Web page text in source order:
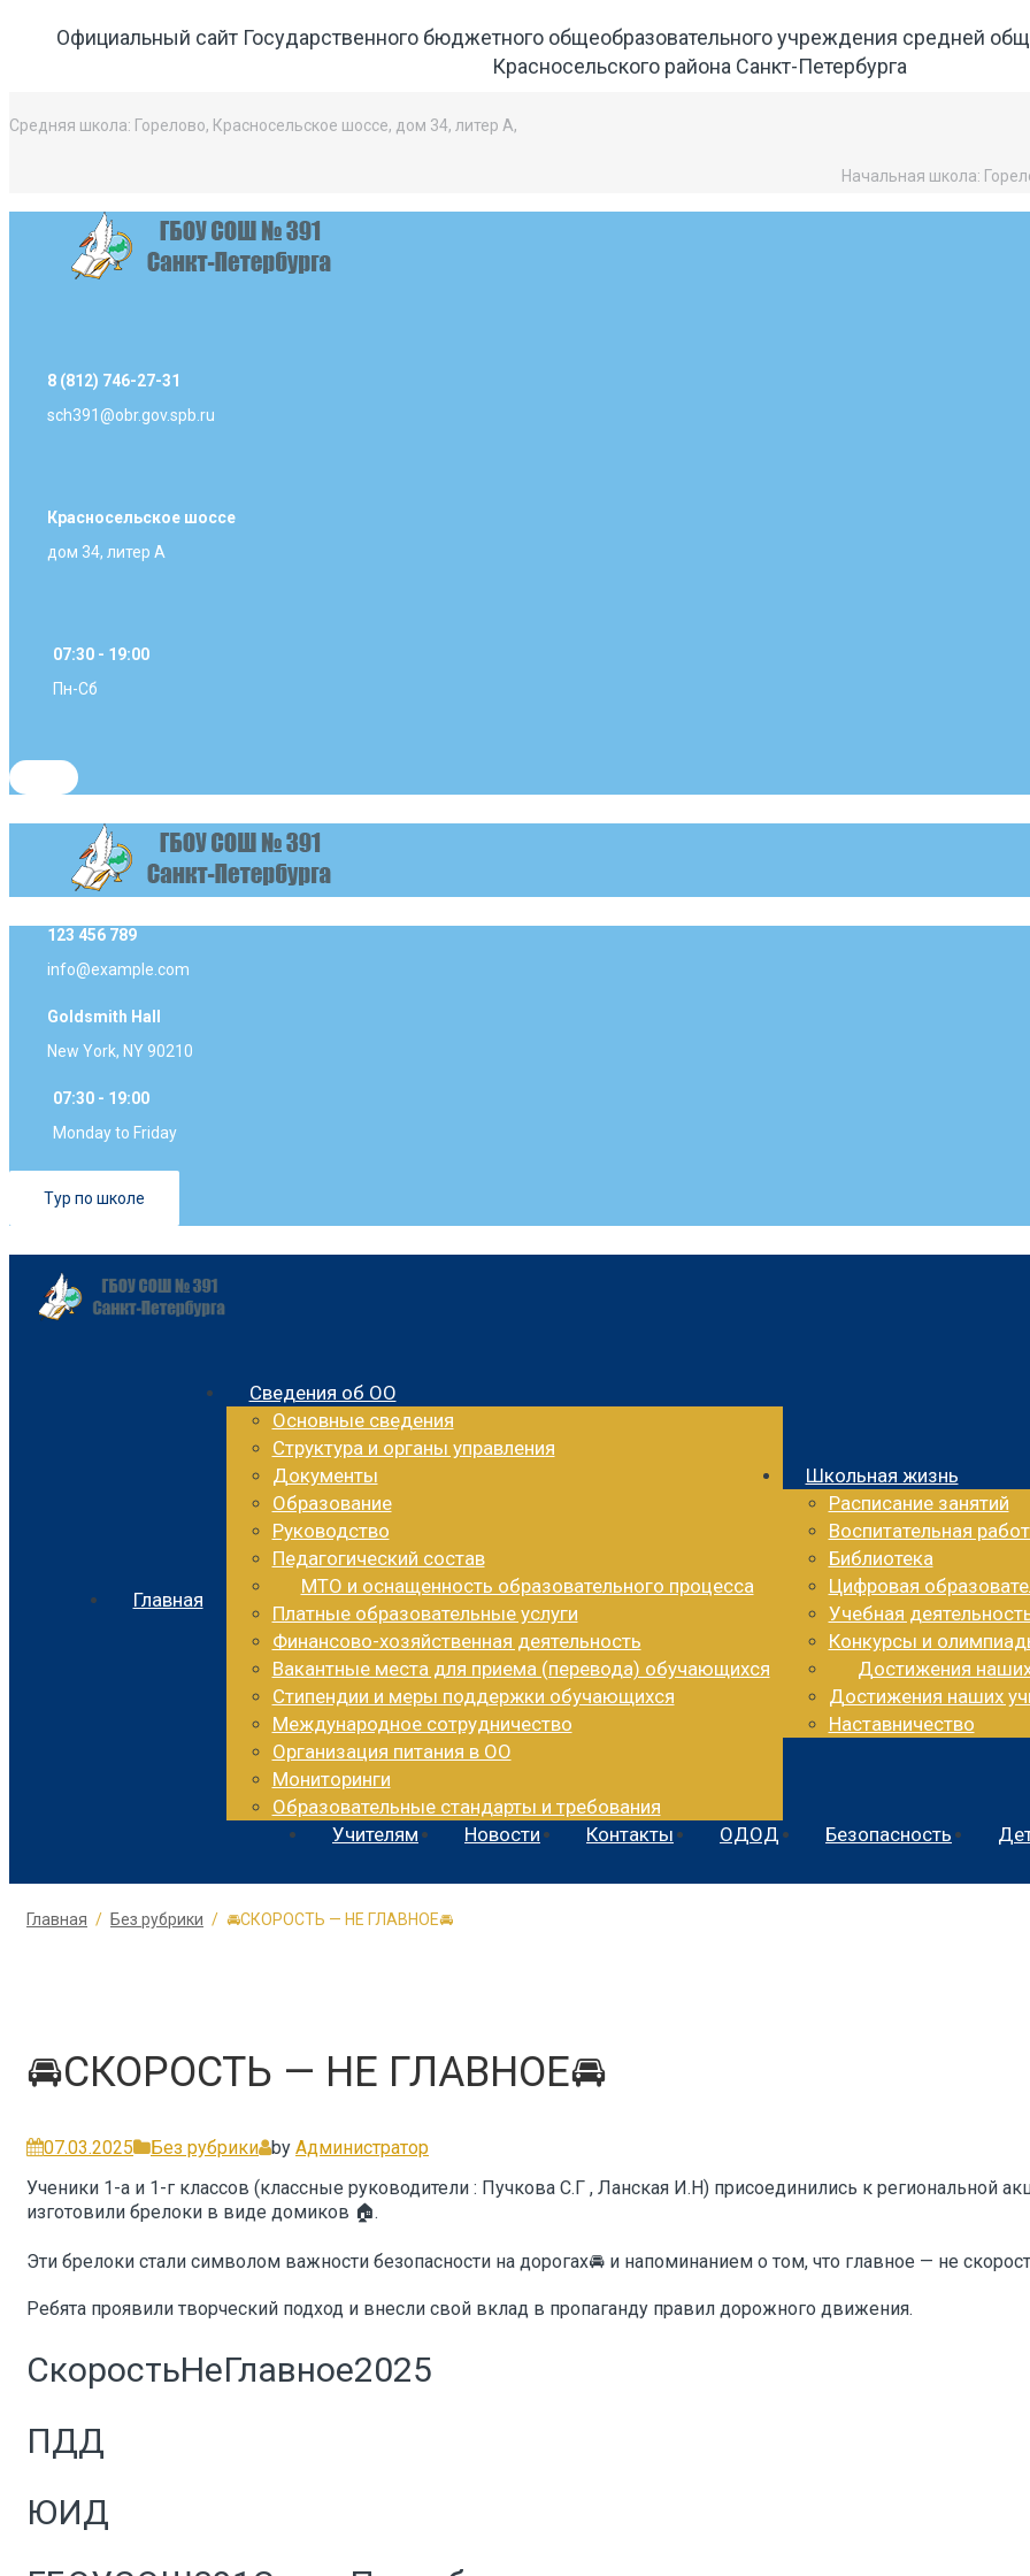
Официальный сайт Государственного бюджетного общеобразовательного учреждения средней
Красносельского района Санкт-Петербурга
Средняя школа: Горелово, Красносельское шоссе, дом 34, литер А,
Начальная школа:
8 (812) 746-27-31
sch391@obr.gov.spb.ru
Красносельское шоссе
дом 34, литер А
07:30 - 19:00
Пн-Сб
123 456 789
info@example.com
Goldsmith Hall
New York, NY 90210
07:30 - 19:00
Monday to Friday
Тур по школе
Главная
Сведения об ОО
Основные сведения
Структура и органы управления
Документы
Образование
Руководство
Педагогический состав
МТО и оснащенность образовательного процесса
Платные образовательные услуги
Финансово-хозяйственная деятельность
Вакантные места для приема (перевода) обучающихся
Стипендии и меры поддержки обучающихся
Международное сотрудничество
Организация питания в ОО
Мониторинги
Образовательные стандарты и требования
Школьная жизнь
Расписание занятий
Воспитательная
Библиотека
Цифровая
Учебная
Конкурсы и
Достижения
Достижения наших
Наставничество
Учителям Новости Контакты ОДОД Безопасность
Главная Без рубрики 🚘СКОРОСТЬ — НЕ ГЛАВНОЕ🚘
🚘СКОРОСТЬ — НЕ ГЛАВНОЕ🚘
07.03.2025 Без рубрики by Администратор
Ученики 1-а и 1-г классов (классные руководители : Пучкова С.Г , Ланская И.Н) присоединились к региональной
изготовили брелоки в виде домиков 🏠.
Эти брелоки стали символом важности безопасности на дорогах🚘 и напоминанием о том, что главное — не
Ребята проявили творческий подход и внесли свой вклад в пропаганду правил дорожного движения.
СкоростьНеГлавное2025
ПДД
ЮИД